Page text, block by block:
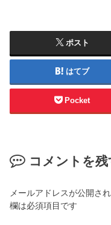
ポスト
はてブ
Pocket
コメントを残
メールアドレスが公開さ
欄は必須項目です